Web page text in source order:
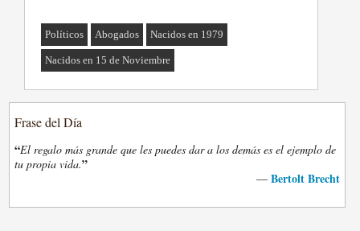
Políticos Abogados Nacidos en 1979
Nacidos en 15 de Noviembre
Frase del Día
“El regalo más grande que les puedes dar a los demás es el ejemplo de
tu propia vida.”
— Bertolt Brecht